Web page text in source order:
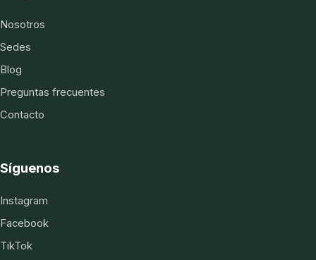
Nosotros
Sedes
Blog
Preguntas frecuentes
Contacto
Síguenos
Instagram
Facebook
TikTok